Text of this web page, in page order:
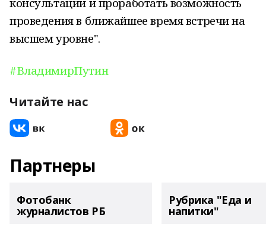
проведения в ближайшее время встречи на
высшем уровне".
#ВладимирПутин
Читайте нас
Партнеры
Фотобанк
журналистов РБ
Рубрика "Еда и
напитки"